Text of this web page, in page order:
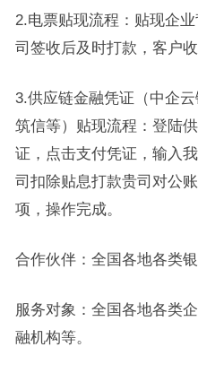
2.电票贴现流程：贴现企
司签收后及时打款，客户
3.供应链金融凭证（中企
筑信等）贴现流程：登陆
证，点击支付凭证，输入
司扣除贴息打款贵司对公
项，操作完成。
合作伙伴：全国各地各类
服务对象：全国各地各类
融机构等。